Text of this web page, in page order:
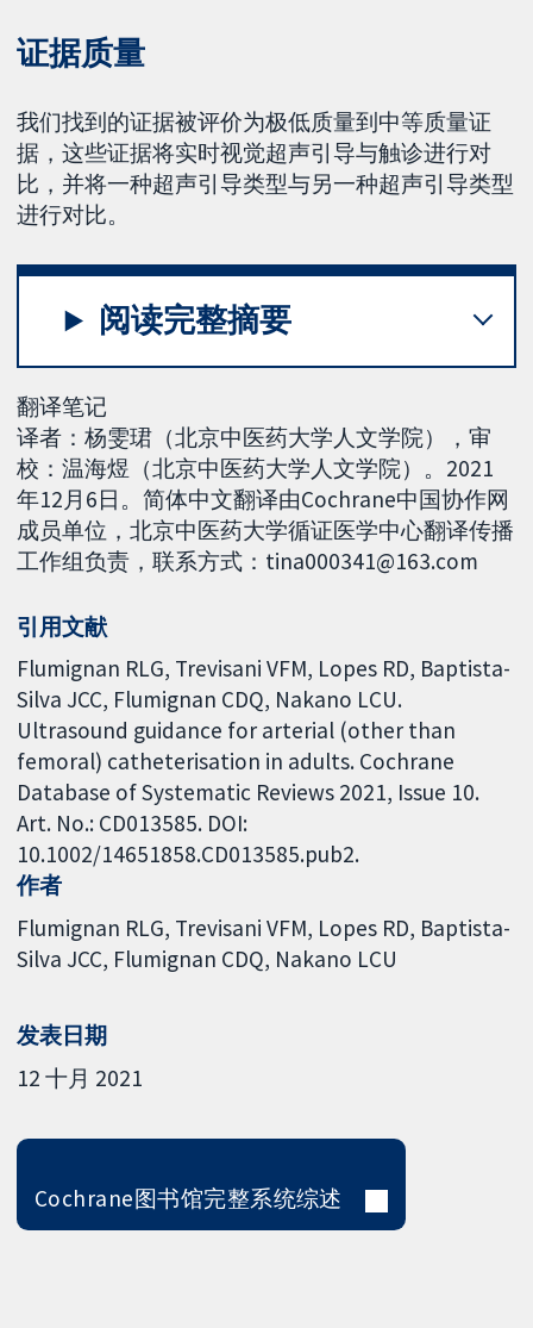
证据质量
我们找到的证据被评价为极低质量到中等质量证
据，这些证据将实时视觉超声引导与触诊进行对
比，并将一种超声引导类型与另一种超声引导类型
进行对比。
阅读完整摘要
翻译笔记
译者：杨雯珺（北京中医药大学人文学院），审
校：温海煜（北京中医药大学人文学院）。2021
年12月6日。简体中文翻译由Cochrane中国协作网
成员单位，北京中医药大学循证医学中心翻译传播
工作组负责，联系方式：tina000341@163.com
引用文献
Flumignan RLG, Trevisani VFM, Lopes RD, Baptista-
Silva JCC, Flumignan CDQ, Nakano LCU.
Ultrasound guidance for arterial (other than
femoral) catheterisation in adults. Cochrane
Database of Systematic Reviews 2021, Issue 10.
Art. No.: CD013585. DOI:
10.1002/14651858.CD013585.pub2.
作者
Flumignan RLG Trevisani VFM Lopes RD Baptista-
Silva JCC Flumignan CDQ Nakano LCU
发表日期
12 十月 2021
Cochrane图书馆完整系统综述